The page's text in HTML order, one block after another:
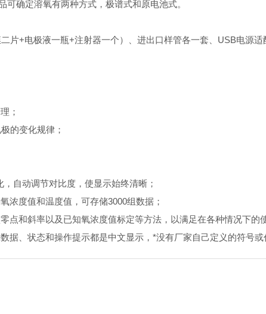
确定溶氧有两种方式，极谱式和原电池式。
+电极液一瓶+注射器一个）、进出口样管各一套、USB电源
；
的变化规律；
自动调节对比度，使显示始终清晰；
度值和温度值，可存储3000组数据；
和斜率以及已知氧浓度值标定等方法，以满足在各种情况下的
、状态和操作提示都是中文显示，*没有厂家自己定义的符号或